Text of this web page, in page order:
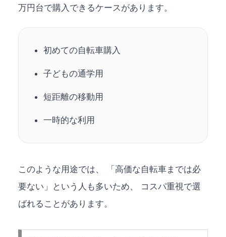
万円台で購入できるケースがあります。
初めての自転車購入
子どもの通学用
短距離の移動用
一時的な利用
このような用途では、 「高価な自転車までは必
要ない」という人も多いため、 コスパ重視で選
ばれることがあります。